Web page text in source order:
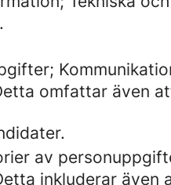
omfattar även
av
inkluderar även